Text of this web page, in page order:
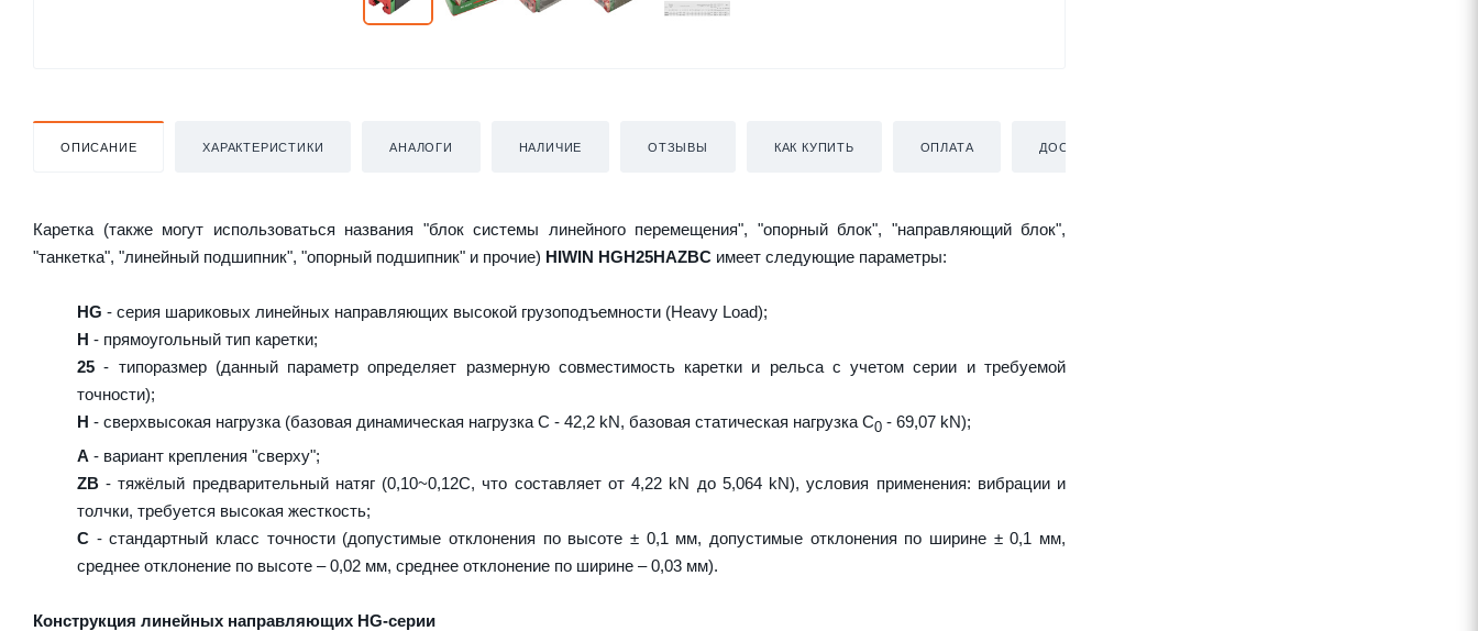
ОПИСАНИЕ ХАРАКТЕРИСТИКИ АНАЛОГИ НАЛИЧИЕ ОТЗЫВЫ КАК КУПИТЬ ОПЛАТА ДОСТАВКА
Каретка (также могут использоваться названия "блок системы линейного перемещения", "опорный блок", "направляющий блок",
"танкетка", "линейный подшипник", "опорный подшипник" и прочие) HIWIN HGH25HAZBC имеет следующие параметры:
HG - серия шариковых линейных направляющих высокой грузоподъемности (Heavy Load);
H - прямоугольный тип каретки;
25 - типоразмер (данный параметр определяет размерную совместимость каретки и рельса с учетом серии и требуемой
точности);
H - сверхвысокая нагрузка (базовая динамическая нагрузка C - 42,2 kN, базовая статическая нагрузка С0 - 69,07 kN);
A - вариант крепления "сверху";
ZB - тяжёлый предварительный натяг (0,10~0,12C, что составляет от 4,22 kN до 5,064 kN), условия применения: вибрации и
толчки, требуется высокая жесткость;
C - стандартный класс точности (допустимые отклонения по высоте ± 0,1 мм, допустимые отклонения по ширине ± 0,1 мм,
среднее отклонение по высоте – 0,02 мм, среднее отклонение по ширине – 0,03 мм).
Конструкция линейных направляющих HG-серии